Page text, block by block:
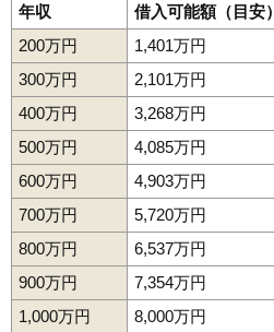
年収
借入可能額（目安）
200万円
1,401万円
300万円
2,101万円
400万円
3,268万円
500万円
4,085万円
600万円
4,903万円
700万円
5,720万円
800万円
6,537万円
900万円
7,354万円
1,000万円
8,000万円